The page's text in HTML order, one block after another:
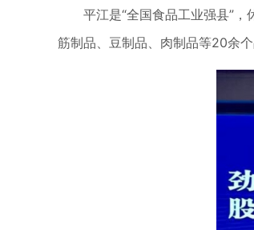
平江是“全国食品工业强县”，
筋制品、豆制品、肉制品等20余